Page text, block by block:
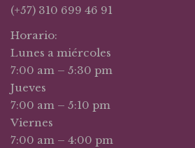
(+57) 310 699 46 91
Horario:
Lunes a miércoles
7:00 am – 5:30 pm
Jueves
7:00 am – 5:10 pm
Viernes
7:00 am – 4:00 pm